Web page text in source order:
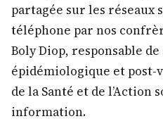
partagée sur les réseaux
téléphone par nos
Boly Diop, responsable
épidémiologique et post-
de la Santé et de l’Action
information.